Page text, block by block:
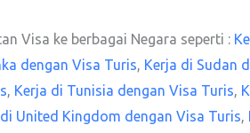
Visa ke berbagai Negara seperti :
dengan Visa Turis, Kerja di Sudan
, Kerja di Tunisia dengan Visa Turis,
United Kingdom dengan Visa Turis,